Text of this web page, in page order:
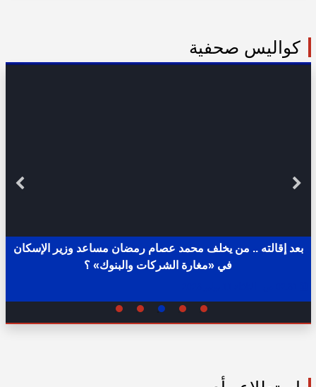
كواليس صحفية
بعد إقالته .. من يخلف محمد عصام رمضان مساعد وزير الإسكان
في «مغارة الشركات والبنوك» ؟